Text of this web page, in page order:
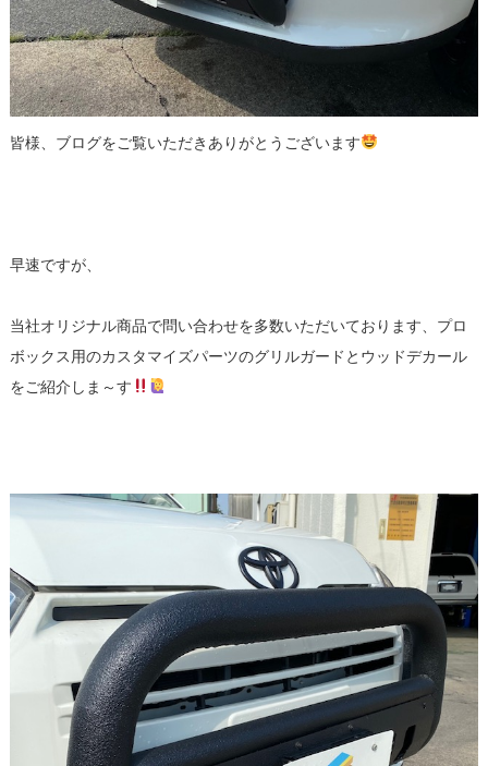
皆様、ブログをご覧いただきありがとうございます
早速ですが、
当社オリジナル商品で問い合わせを多数いただいております、プロ
ボックス用のカスタマイズパーツのグリルガードとウッドデカール
をご紹介しま～す